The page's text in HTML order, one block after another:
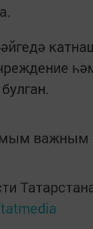
важным